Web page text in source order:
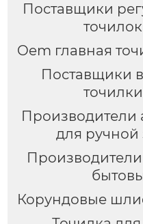
Поставщики
Oem главная
Поставщики
Производители
для ручной
Корундовые